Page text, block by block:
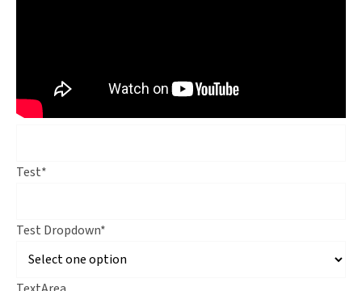
Test*
Test Dropdown*